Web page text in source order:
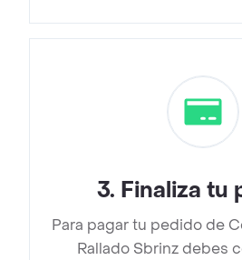
3. Finaliza tu
Para pagar tu pedido de
Rallado Sbrinz debes